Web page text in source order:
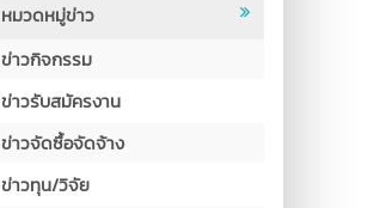
หมวดหมู่ข่าว
ข่าวกิจกรรม
ข่าวรับสมัครงาน
ข่าวจัดซื้อจัดจ้าง
ข่าวทุน/วิจัย